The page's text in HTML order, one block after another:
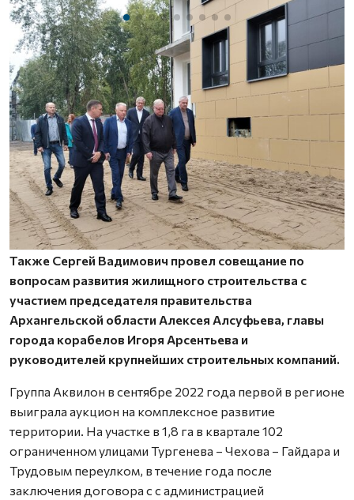
Также Сергей Вадимович провел совещание по
вопросам развития жилищного строительства с
участием председателя правительства
Архангельской области Алексея Алсуфьева, главы
города корабелов Игоря Арсентьева и
руководителей крупнейших строительных компаний.
Группа Аквилон в сентябре 2022 года первой в регионе
выиграла аукцион на комплексное развитие
территории. На участке в 1,8 га в квартале 102
ограниченном улицами Тургенева – Чехова – Гайдара и
Трудовым переулком, в течение года после
заключения договора с с администрацией